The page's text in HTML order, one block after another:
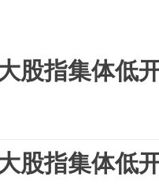
股指集体低
股指集体低